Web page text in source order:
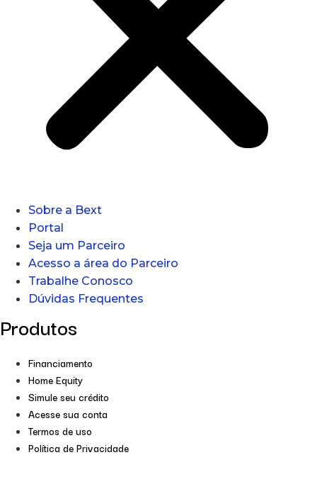
Sobre a Bext
Portal
Seja um Parceiro
Acesso a área do Parceiro
Trabalhe Conosco
Dúvidas Frequentes
Produtos
Financiamento
Home Equity
Simule seu crédito
Acesse sua conta
Termos de uso
Política de Privacidade